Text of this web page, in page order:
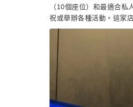
（10個座位）和最適合
祝或舉辦各種活動。這家